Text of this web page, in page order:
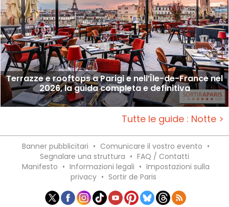
Terrazze e rooftops a Parigi e nell’Île-de-France nel
2026, la guida completa e definitiva
Tutte le guide : Notte >
Banner pubblicitari • Comunicare il vostro evento •
Segnalare una struttura • FAQ / Contatti
Manifesto • Informazioni legali • Impostazioni sulla
privacy • Sortir de Paris